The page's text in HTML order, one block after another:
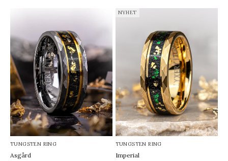
TUNGSTEN RING
Asgård
NYHET
TUNGSTEN RING
Imperial